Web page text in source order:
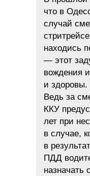
что в
случай
находись
— этот
вождения
и здоровы.
Ведь за
ККУ
лет при
в случае,
в
ПДД
назначать